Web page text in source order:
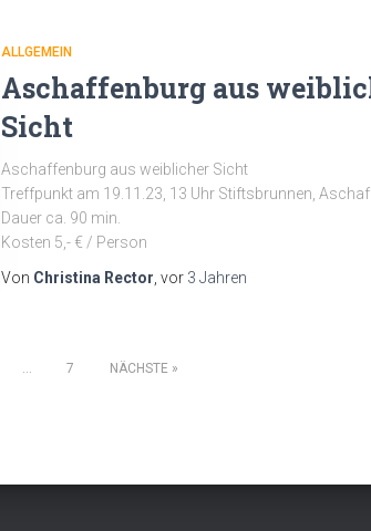
ALLGEMEIN
Aschaffenburg aus
Sicht
Aschaffenburg aus weiblicher Sicht
Treffpunkt am 19.11.23, 13 Uhr Stiftsbrunnen,
Dauer ca. 90 min.
Kosten 5,- € / Person
Von Christina Rector , vor 3 Jahren
… 7 NÄCHSTE